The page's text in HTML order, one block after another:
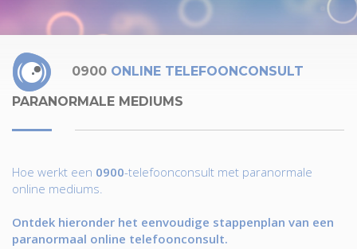
0900 ONLINE TELEFOONCONSULT
PARANORMALE MEDIUMS
Hoe werkt een 0900-telefoonconsult met paranormale
online mediums.
Ontdek hieronder het eenvoudige stappenplan van een
paranormaal online telefoonconsult.